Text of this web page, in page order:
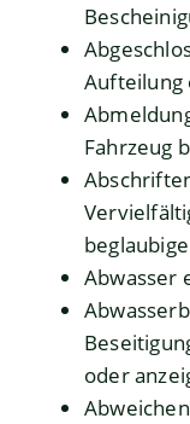
Aufteilung
Fahrzeug
Abwasser
oder